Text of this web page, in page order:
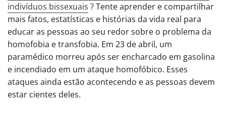
indivíduos bissexuais ? Tente aprender e compartilhar
mais fatos, estatísticas e histórias da vida real para
educar as pessoas ao seu redor sobre o problema da
homofobia e transfobia. Em 23 de abril, um
paramédico morreu após ser encharcado em gasolina
e incendiado em um ataque homofóbico. Esses
ataques ainda estão acontecendo e as pessoas devem
estar cientes deles.